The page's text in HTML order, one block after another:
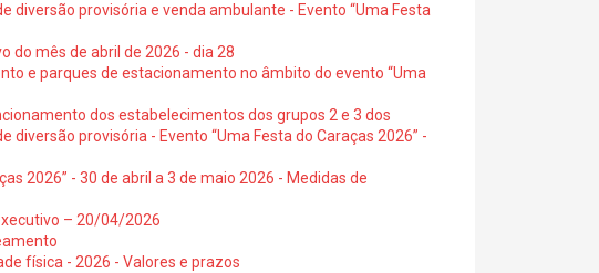
diversão provisória e venda ambulante - Evento “Uma Festa
do mês de abril de 2026 - dia 28
e parques de estacionamento no âmbito do evento “Uma
dos estabelecimentos dos grupos 2 e 3 dos
provisória - Evento “Uma Festa do Caraças 2026” -
2026” - 30 de abril a 3 de maio 2026 - Medidas de
– 20/04/2026
física - 2026 - Valores e prazos